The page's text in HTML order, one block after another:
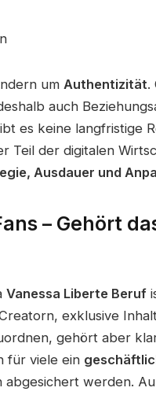
um Authentizität.
auch
es keine langfristige
Teil der digitalen
Ausdauer und
– Gehört
Vanessa Liberte Beruf
exklusive
gehört aber
für viele ein
werden.